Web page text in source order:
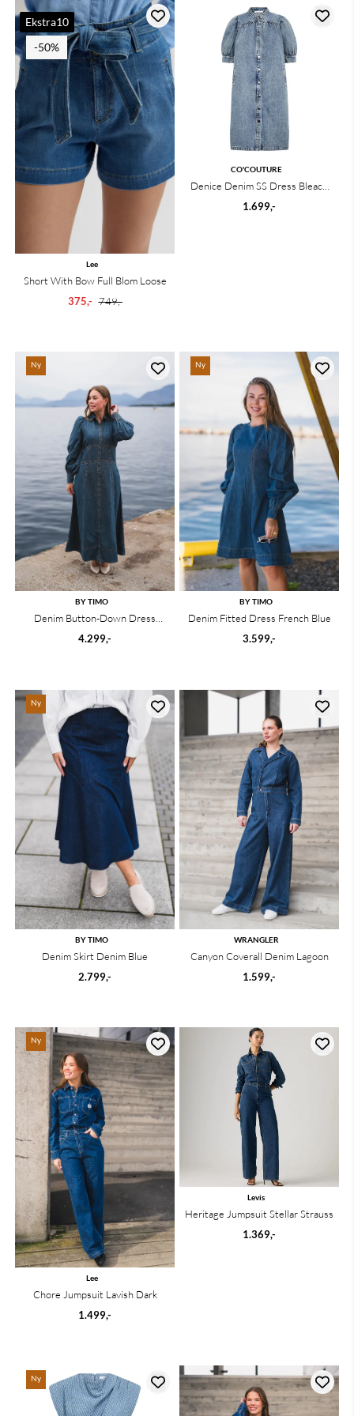
Ekstra10
-50%
Lee
Short With Bow Full Blom Loose
375,- 749,-
CO'COUTURE
Denice Denim SS Dress Bleach
Denim
1.699,-
Ny
BY TIMO
Denim Button-Down Dress
French Blue
4.299,-
Ny
BY TIMO
Denim Fitted Dress French Blue
3.599,-
Ny
BY TIMO
Denim Skirt Denim Blue
2.799,-
WRANGLER
Canyon Coverall Denim Lagoon
1.599,-
Ny
Lee
Chore Jumpsuit Lavish Dark
1.499,-
Levis
Heritage Jumpsuit Stellar Strauss
1.369,-
Ny